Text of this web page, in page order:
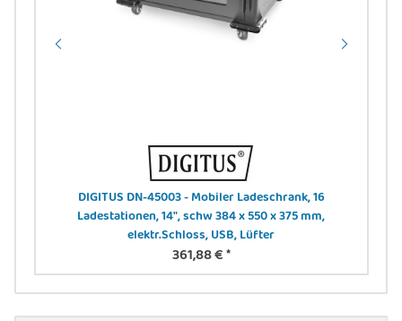
DIGITUS DN-45003 - Mobiler Ladeschrank, 16
Ladestationen, 14", schw 384 x 550 x 375 mm,
elektr.Schloss, USB, Lüfter
361,88 €*